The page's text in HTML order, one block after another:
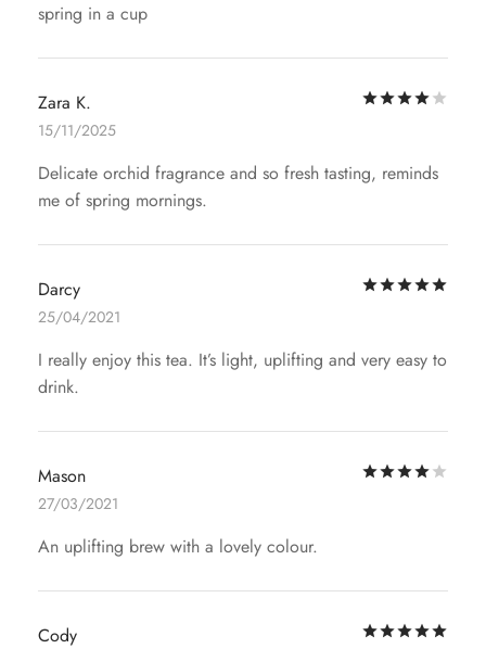
spring in a cup
Zara K.
15/11/2025
Delicate orchid fragrance and so fresh tasting, reminds
me of spring mornings.
Darcy
25/04/2021
I really enjoy this tea. It’s light, uplifting and very easy to
drink.
Mason
27/03/2021
An uplifting brew with a lovely colour.
Cody